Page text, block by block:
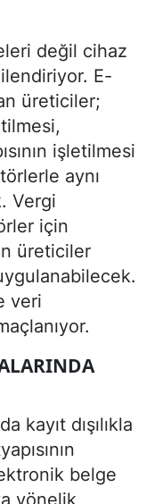
değil cihaz
E-
üreticiler;
işletilmesi
aynı
Vergi
için
üreticiler
veri
kayıt dışılıkla
belge
yönelik